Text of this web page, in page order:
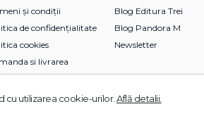
și condiții
de confidențialitate
cookies
si livrarea
Blog Editura Trei
Blog Pandora M
Newsletter
cu utilizarea cookie-urilor. Află detalii.